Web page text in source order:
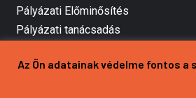
Pályázati Előminősítés
Pályázati tanácsadás
Mezőgazdasági pályázatírás
Az Ön adatainak védelme fontos a